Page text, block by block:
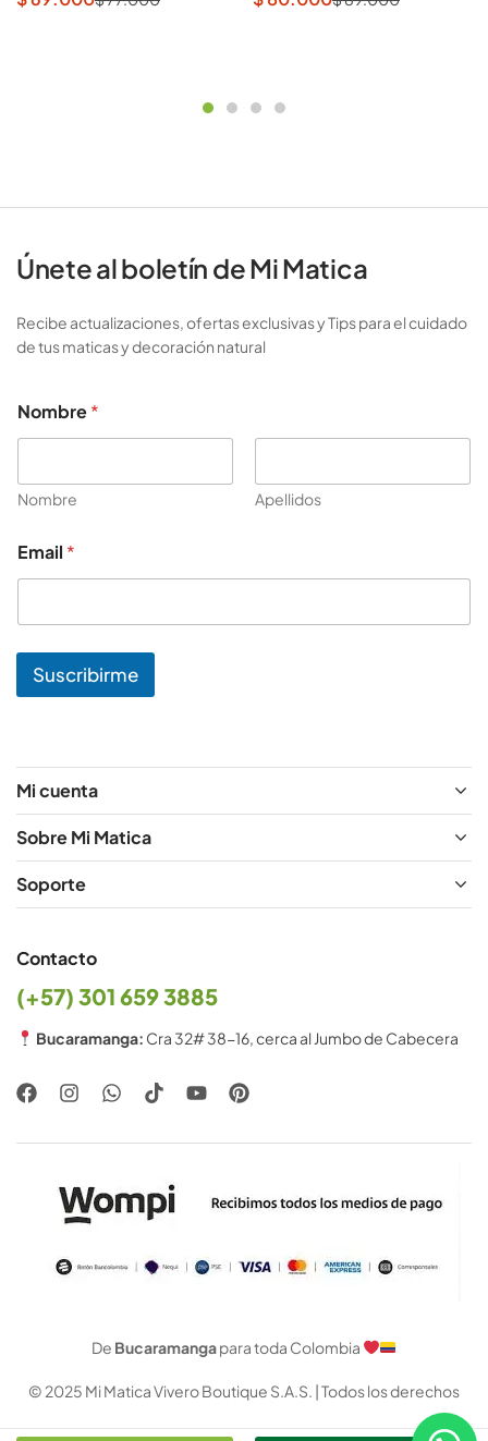
Únete al boletín de Mi Matica
Recibe actualizaciones, ofertas exclusivas y Tips para el cuidado
de tus maticas y decoración natural
Nombre*
Nombre Apellidos
m
a
l
N
m
e
Email *
Suscribirme
Mi cuenta
Sobre Mi Matica
Soporte
Contacto
(+57) 301 659 3885
Bucaramanga: Cra 32# 38-16, cerca al Jumbo de Cabecera
© 2025 Mi Matica Vivero Boutique S.A.S. | Todos los derechos
Reservados
De Bucaramangapara toda Colombia